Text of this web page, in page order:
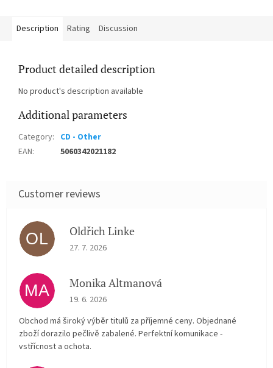
Description Rating Discussion
Product detailed description
No product's description available
Additional parameters
Category: CD - Other
EAN: 5060342021182
OL Oldřich Linke
The store rating is 5 out of 5 stars.
27. 7. 2026
MA Monika Altmanová
The store rating is 5 out of 5 stars.
19. 6. 2026
Obchod má široký výběr titulů za příjemné ceny. Objednané
zboží dorazilo pečlivě zabalené. Perfektní komunikace -
vstřícnost a ochota.